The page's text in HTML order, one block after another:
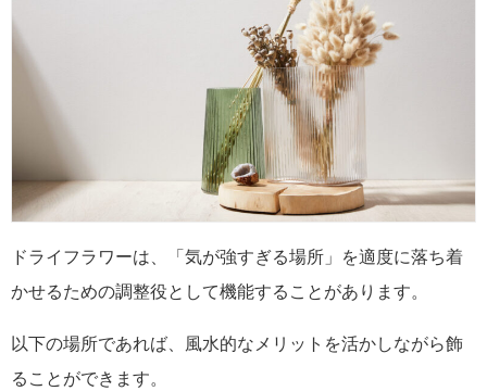
ドライフラワーは、「気が強すぎる場所」を適度に落ち着
かせるための調整役として機能することがあります。
以下の場所であれば、風水的なメリットを活かしながら飾
ることができます。